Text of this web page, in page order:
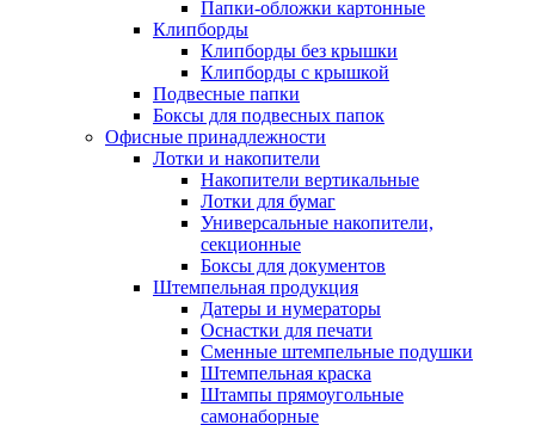
Папки-обложки картонные
Клипборды
Клипборды без крышки
Клипборды с крышкой
Подвесные папки
Боксы для подвесных папок
Офисные принадлежности
Лотки и накопители
Накопители вертикальные
Лотки для бумаг
Универсальные накопители,
секционные
Боксы для документов
Штемпельная продукция
Датеры и нумераторы
Оснастки для печати
Сменные штемпельные подушки
Штемпельная краска
Штампы прямоугольные
самонаборные